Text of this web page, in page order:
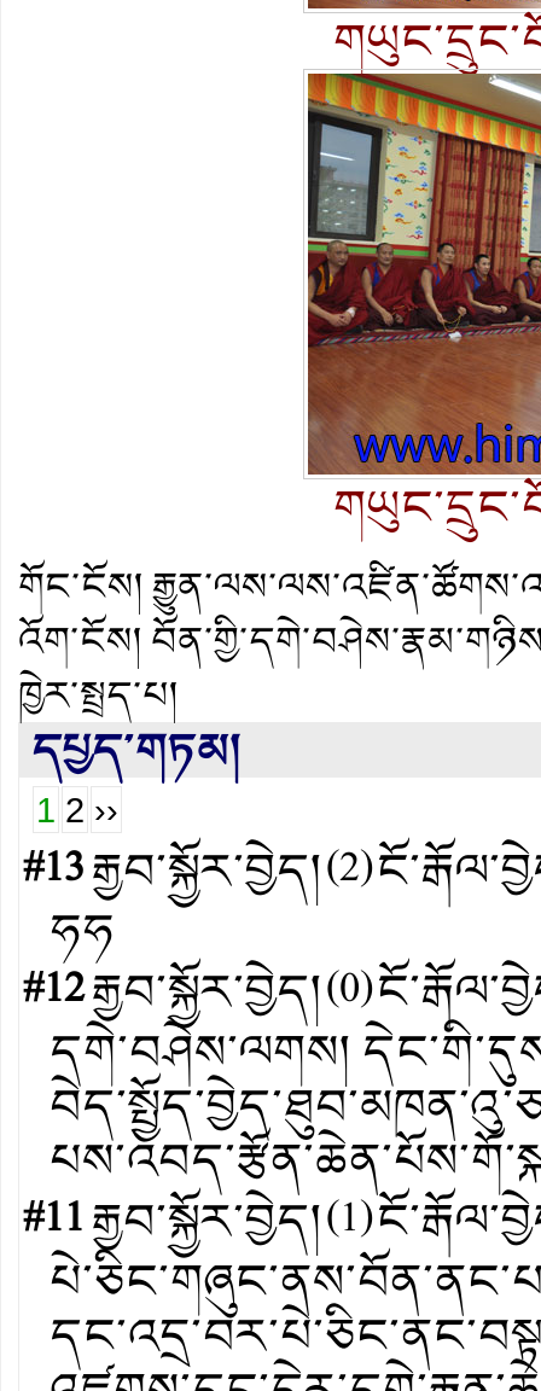
གོང་ངོས།
འོག་ངོས།
ཁྱེར་སྤྲད་པ།
དཔྱད་གཏམ།
1 2 ››
#13རྒྱབ་སྐྱོར་བྱེད།(2)
ཧཧ
#12རྒྱབ་སྐྱོར་བྱེད།(0)
དགེ་བཤེས་ལགས།
#11རྒྱབ་སྐྱོར་བྱེད།(1)